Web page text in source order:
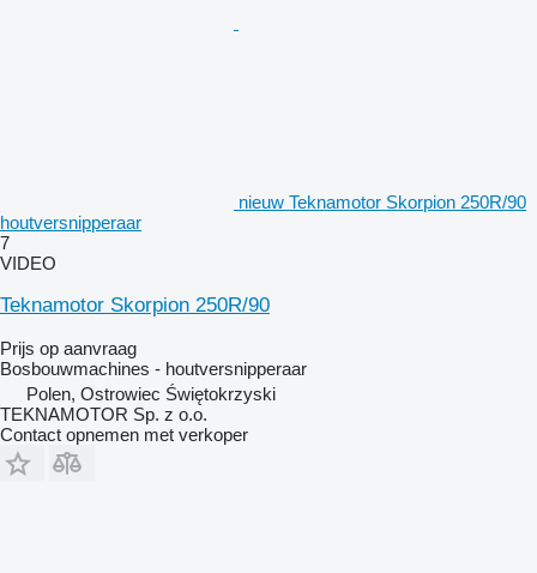
nieuw Teknamotor Skorpion 250R/90
houtversnipperaar
7
VIDEO
Teknamotor Skorpion 250R/90
Prijs op aanvraag
Bosbouwmachines - houtversnipperaar
Polen, Ostrowiec Świętokrzyski
TEKNAMOTOR Sp. z o.o.
Contact opnemen met verkoper